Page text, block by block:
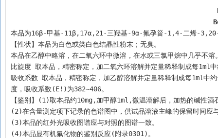
本品为16β-甲基-11β,17α,21-三羟基-9α-氟孕甾-1,4-二烯-3,20-
【性状】本品为白色或类白色结晶性粉末；无臭。
本品在乙醇中略溶，在二氧六环中微溶，在水或三氯甲烷中几乎不溶
比旋度 取本品，精密称定，加二氧六环溶解并定量稀释制成每1ml
吸收系数 取本品，精密称定，加乙醇溶解并定量稀释制成每1ml中
度，吸收系数(E!)为382~406。
【鉴别】(1)取本品约10mg,加甲醇1ml,微温溶解后，加热的碱性
(2)在含量测定项下记录的色谱图中，供试品溶液主峰的保留时间应
(3)本品的红外光吸收图谱应与对照的图谱一致。
(4)本品显有机氟化物的鉴别反应(附录0301)。